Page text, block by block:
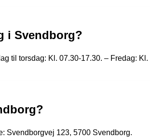
i Svendborg?
til torsdag: Kl. 07.30-17.30. – Fredag:
Svendborgvej 123, 5700 Svendborg.